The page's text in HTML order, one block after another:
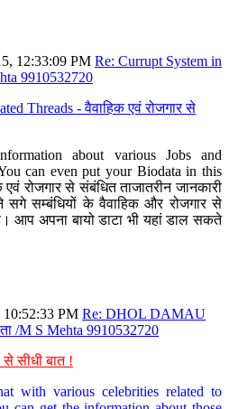
12:33:09 PM Re: Currupt System in
9910532720
Threads - वैवाहिक एवं रोजगार से
about various Jobs and
can even put your Biodata in this
रोजगार से संबंधित ताजातरीन जानकारी
सम्बंधियों के वैवाहिक और रोजगार से
आप अपना बायो डाटा भी यहां डाल सकते
10:52:33 PM Re: DHOL DAMAU
/M S Mehta 9910532720
सीधी बात !
with various celebrities related to